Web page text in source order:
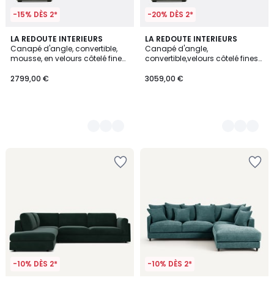
-15% DÈS 2*
LA REDOUTE INTERIEURS
Canapé d'angle, convertible,
mousse, en velours côtelé fines
2799,00 €
5
Couleurs
-20% DÈS 2*
LA REDOUTE INTERIEURS
Canapé d'angle,
convertible,velours côtelé fines
TIMOR
3059,00 €
5
Couleurs
-10% DÈS 2* -10% DÈS 2*